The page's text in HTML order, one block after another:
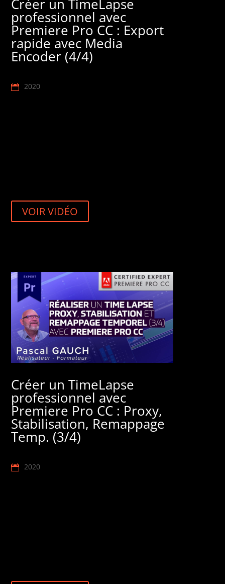
Créer un TimeLapse
professionnel avec
Premiere Pro CC : Export
rapide avec Media
Encoder (4/4)
2020
VOIR VIDÉO
Créer un TimeLapse
professionnel avec
Premiere Pro CC : Proxy,
Stabilisation, Remappage
Temp. (3/4)
2020